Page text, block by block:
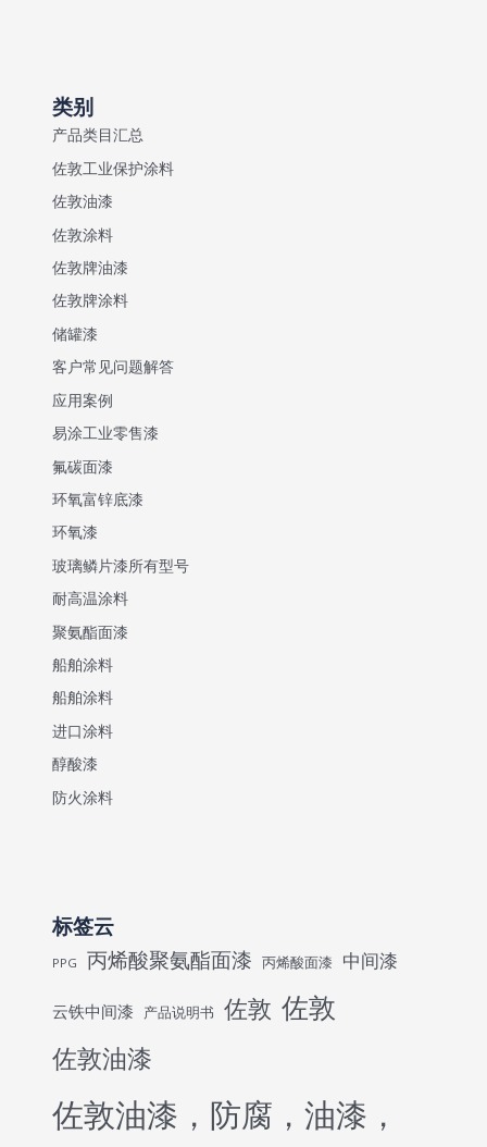
类别
产品类目汇总
佐敦工业保护涂料
佐敦油漆
佐敦涂料
佐敦牌油漆
佐敦牌涂料
储罐漆
客户常见问题解答
应用案例
易涂工业零售漆
氟碳面漆
环氧富锌底漆
环氧漆
玻璃鳞片漆所有型号
耐高温涂料
聚氨酯面漆
船舶涂料
船舶涂料
进口涂料
醇酸漆
防火涂料
标签云
PPG 丙烯酸聚氨酯面漆 丙烯酸面漆 中间漆
云铁中间漆 产品说明书 佐敦 佐敦
佐敦油漆
佐敦油漆，防腐，油漆，